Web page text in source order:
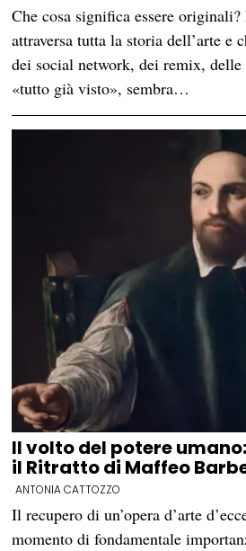
Che cosa significa essere
attraversa tutta la storia dell’arte e
dei social network, dei remix,
«tutto già visto», sembra…
Il volto del potere
il Ritratto di Maffeo
ANTONIA CATTOZZO
Il recupero di un’opera d’arte
momento di fondamentale